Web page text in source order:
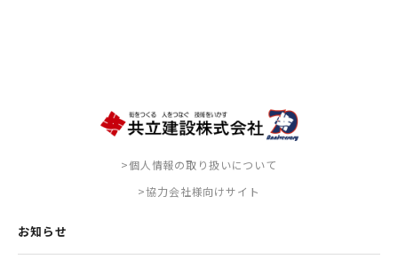
>個人情報の取り扱いについて
>協力会社様向けサイト
お知らせ